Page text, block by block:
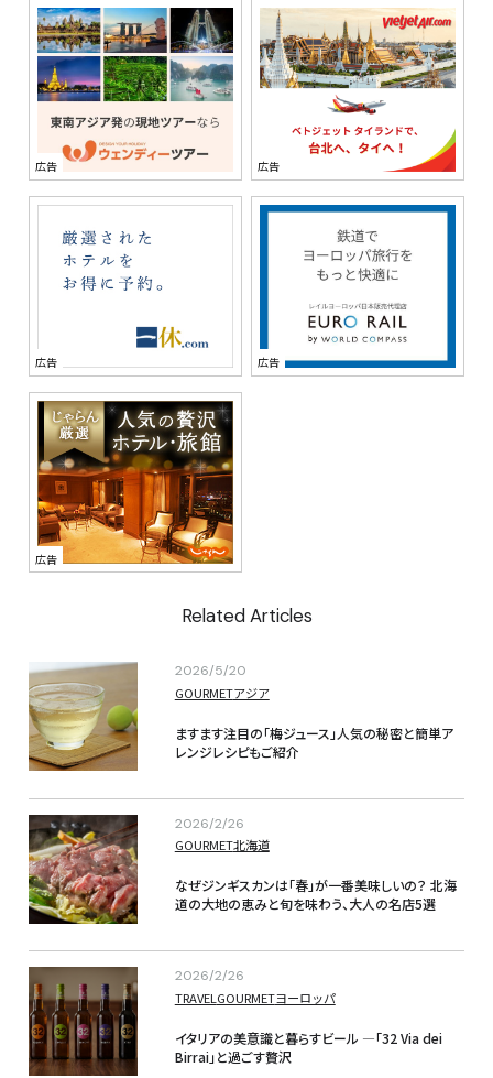
Related Articles
2026/5/20
GOURMETアジア
ますます注目の「梅ジュース」人気の秘密と簡単ア
レンジレシピもご紹介
2026/2/26
GOURMET北海道
なぜジンギスカンは「春」が一番美味しいの？ 北海
道の大地の恵みと旬を味わう、大人の名店5選
2026/2/26
TRAVEL GOURMETヨーロッパ
イタリアの美意識と暮らすビール —「32 Via dei
Birrai」と過ごす贅沢